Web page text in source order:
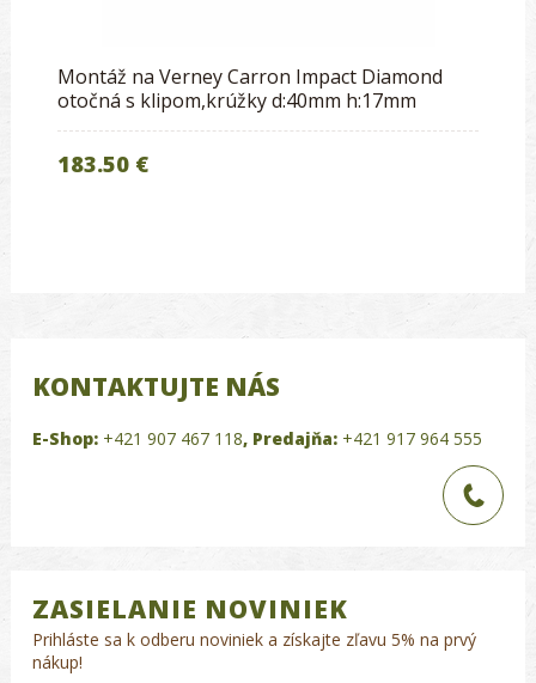
Montáž na Verney Carron Impact Diamond
otočná s klipom,krúžky d:40mm h:17mm
183.50 €
KONTAKTUJTE NÁS
E-Shop: +421 907 467 118, Predajňa: +421 917 964 555
ZASIELANIE NOVINIEK
Prihláste sa k odberu noviniek a získajte zľavu 5% na prvý
nákup!